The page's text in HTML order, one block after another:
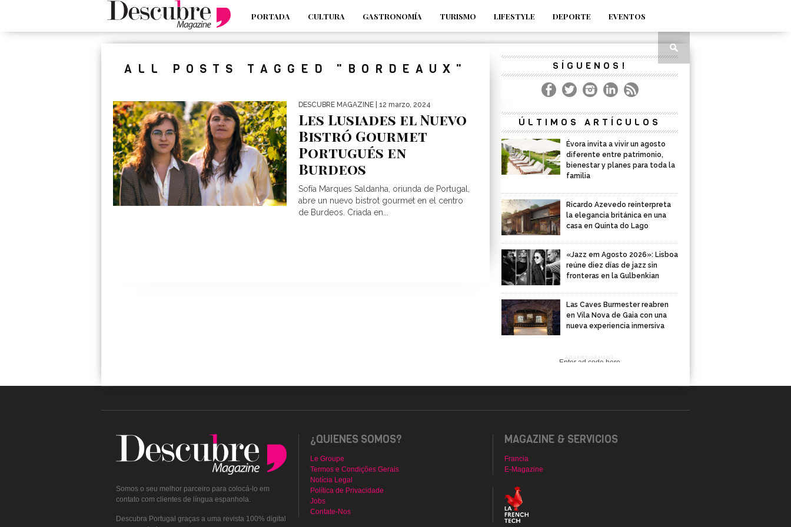
PORTADA CULTURA GASTRONOMÍA TURISMO LIFESTYLE DEPORTE
EVENTOS
google-site-verification=_UCdsju0_s7tEFgjpjNYWdThIX7oTMtHhdhYNQ_fdM4
ALL POSTS TAGGED "BORDEAUX"
DESCUBRE MAGAZINE | 12 marzo, 2024
Les Lusiades el Nuevo
Bistró Gourmet
Portugués en
Burdeos
Sofía Marques Saldanha, oriunda de Portugal,
abre un nuevo bistrot gourmet en el centro
de Burdeos. Criada en...
SÍGUENOS!
ÚLTIMOS ARTÍCULOS
Évora invita a vivir un agosto
diferente entre patrimonio,
bienestar y planes para toda la
familia
Ricardo Azevedo reinterpreta
la elegancia británica en una
casa en Quinta do Lago
«Jazz em Agosto 2026»: Lisboa
reúne diez días de jazz sin
fronteras en la Gulbenkian
Las Caves Burmester reabren
en Vila Nova de Gaia con una
nueva experiencia inmersiva
ADVERTISEMENT
Enter ad code here
Somos o seu melhor parceiro para colocá-lo em
contato com clientes de língua espanhola.
Descubra Portugal graças a uma revista 100% digital
¿QUIENES SOMOS?
Le Groupe
Termos e Condições Gerais
Notícia Legal
Política de Privacidade
Jobs
Contate-Nos
MAGAZINE & SERVICIOS
Francia
E-Magazine